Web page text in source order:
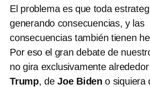
El problema es que toda
generando consecuencias, y las
consecuencias también tienen
Por eso el gran debate de
no gira exclusivamente
Trump, deJoe Biden o siquiera